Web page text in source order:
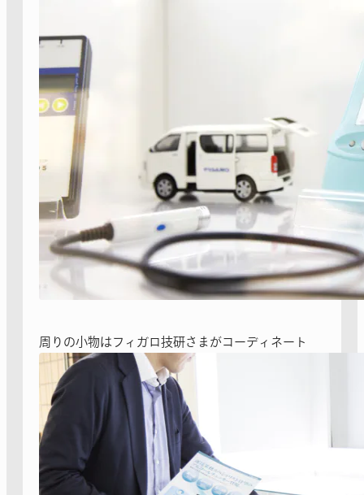
周りの小物はフィガロ技研さまがコーディネート